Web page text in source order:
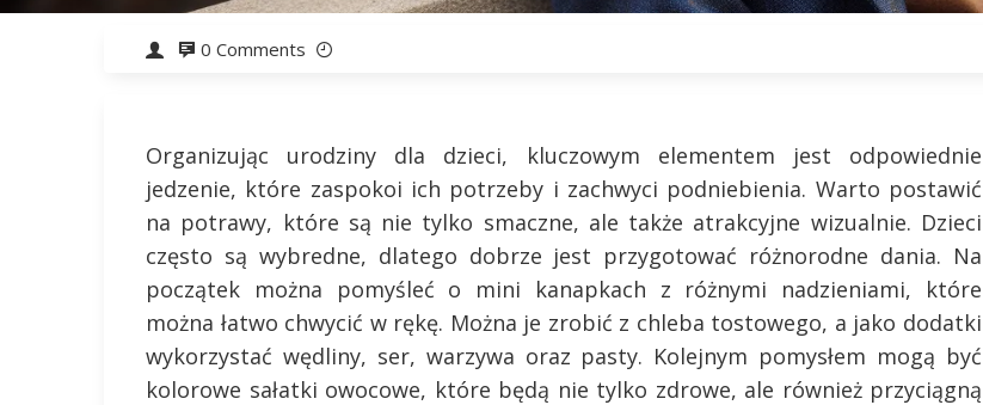
0 Comments
Organizując urodziny dla dzieci, kluczowym elementem jest odpowiednie
jedzenie, które zaspokoi ich potrzeby i zachwyci podniebienia. Warto postawić
na potrawy, które są nie tylko smaczne, ale także atrakcyjne wizualnie. Dzieci
często są wybredne, dlatego dobrze jest przygotować różnorodne dania. Na
początek można pomyśleć o mini kanapkach z różnymi nadzieniami, które
można łatwo chwycić w rękę. Można je zrobić z chleba tostowego, a jako dodatki
wykorzystać wędliny, ser, warzywa oraz pasty. Kolejnym pomysłem mogą być
kolorowe sałatki owocowe, które będą nie tylko zdrowe, ale również przyciągną